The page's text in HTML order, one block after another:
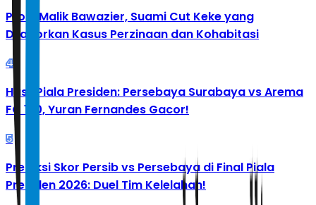
Profil Malik Bawazier, Suami Cut Keke yang
Dilaporkan Kasus Perzinaan dan Kohabitasi
4
Hasil Piala Presiden: Persebaya Surabaya vs Arema
FC 1-0, Yuran Fernandes Gacor!
5
Prediksi Skor Persib vs Persebaya di Final Piala
Presiden 2026: Duel Tim Kelelahan!